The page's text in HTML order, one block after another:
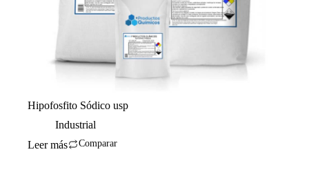
Hipofosfito Sódico usp
Industrial
Leer más
Comparar